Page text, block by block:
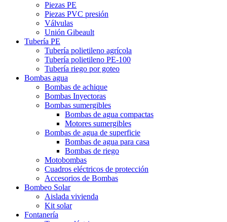
Piezas PE
Piezas PVC presión
Válvulas
Unión Gibeault
Tubería PE
Tubería polietileno agrícola
Tubería polietileno PE-100
Tubería riego por goteo
Bombas agua
Bombas de achique
Bombas Inyectoras
Bombas sumergibles
Bombas de agua compactas
Motores sumergibles
Bombas de agua de superficie
Bombas de agua para casa
Bombas de riego
Motobombas
Cuadros eléctricos de protección
Accesorios de Bombas
Bombeo Solar
Aislada vivienda
Kit solar
Fontanería